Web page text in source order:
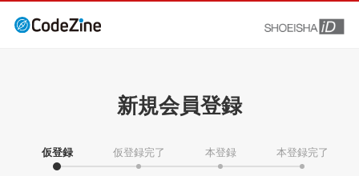
新規会員登録
仮登録 仮登録完了 本登録 本登録完了